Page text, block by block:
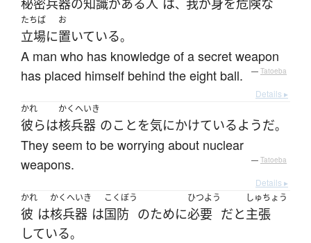
秘密兵器の知識がある人 は、 我が身を危険な
たちば
立場に
お
置いている。
A man who has knowledge of a secret weapon
has placed himself behind the eight ball.
— Tatoeba
Details ▸
かれ
彼らは
かくへいき
核兵器 のことを気にかけているようだ。
They seem to be worrying about nuclear
weapons.
— Tatoeba
Details ▸
かれ
彼 は
かくへいき
核兵器 は
こくぼう
国防 のために
ひつよう
必要 だと
しゅちょう
主張
している。